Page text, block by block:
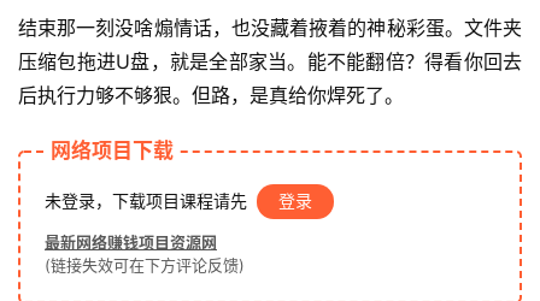
创
业
网
结束那一刻没啥煽情话，也没藏着掖着的神秘彩蛋。文件夹
压缩包拖进U盘，就是全部家当。能不能翻倍？得看你回去
后执行力够不够狠。但路，是真给你焊死了。
网络项目下载
未登录，下载项目课程请先 登录
最新网络赚钱项目资源网
(链接失效可在下方评论反馈)